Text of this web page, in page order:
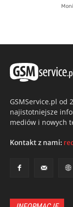
GSMService.pl od
najistotniejsze
mediów i nowych
Kontakt z nami: